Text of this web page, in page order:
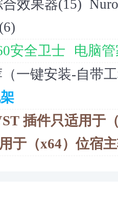
效果器(15)
安全卫士
电脑
一键安装-自带
插件只适用于
于（x64）位宿